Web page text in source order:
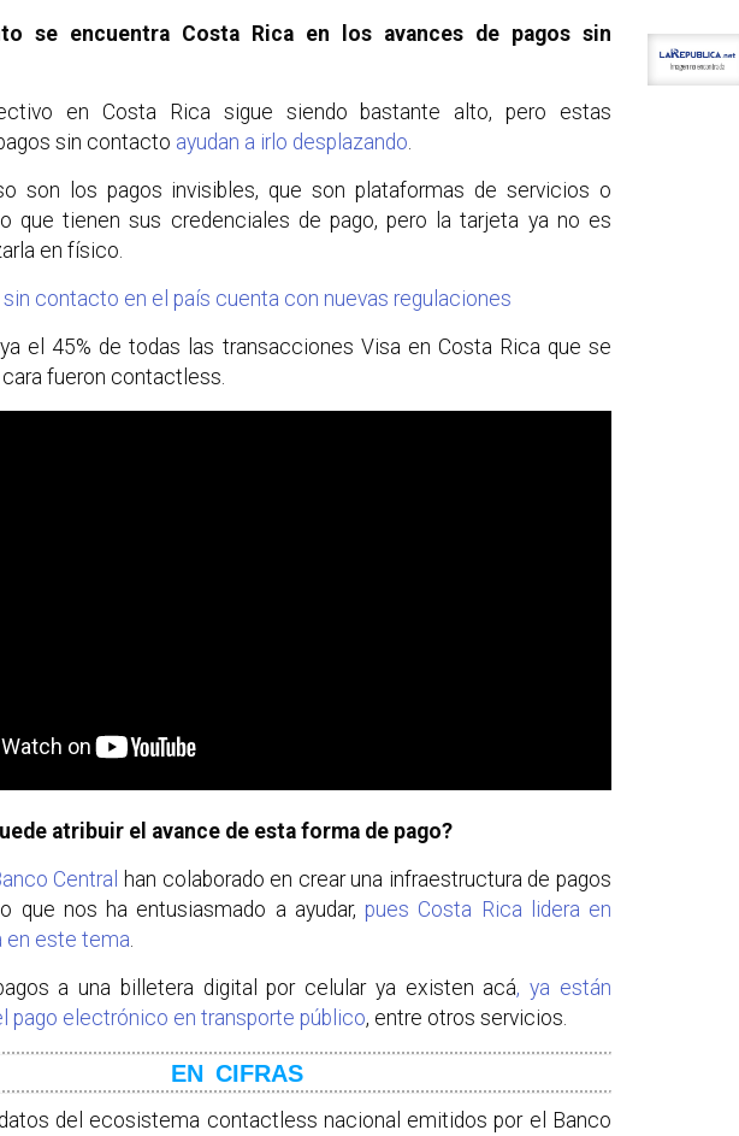
se encuentra Costa Rica en los avances de pagos sin
en Costa Rica sigue siendo bastante alto, pero estas
sin contacto ayudan a irlo desplazando
son los pagos invisibles, que son plataformas de servicios o
que tienen sus credenciales de pago, pero la tarjeta ya no es
en físico.
sin contacto en el país cuenta con nuevas regulaciones
el 45% de todas las transacciones Visa en Costa Rica que se
fueron contactless.
atribuir el avance de esta forma de pago?
Central han colaborado en crear una infraestructura de pagos
que nos ha entusiasmado a ayudar,pues Costa Rica lidera en
en este tema
a una billetera digital por celular ya existen acá, ya están
pago electrónico en transporte público, entre otros servicios.
EN CIFRAS
del ecosistema contactless nacional emitidos por el Banco